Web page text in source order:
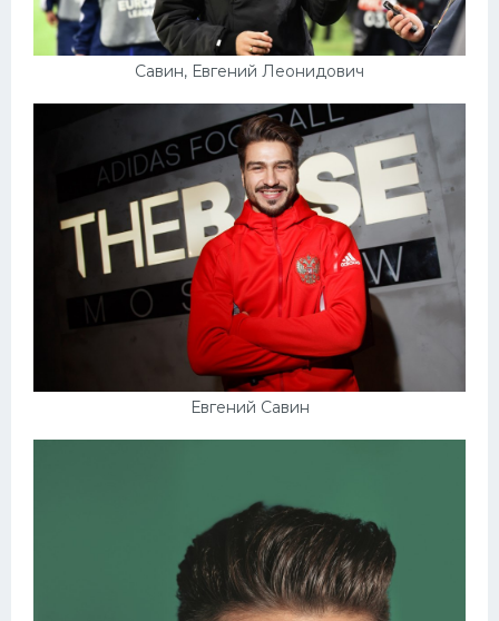
Савин, Евгений Леонидович
Евгений Савин